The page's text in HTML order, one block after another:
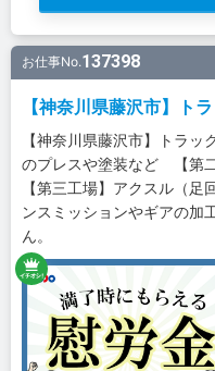
お仕事No.137398
【神奈川県藤沢市】ト
【神奈川県藤沢市】トラ
のプレスや塗装など 【第
【第三工場】アクスル（
ンスミッションやギアの加
ん。